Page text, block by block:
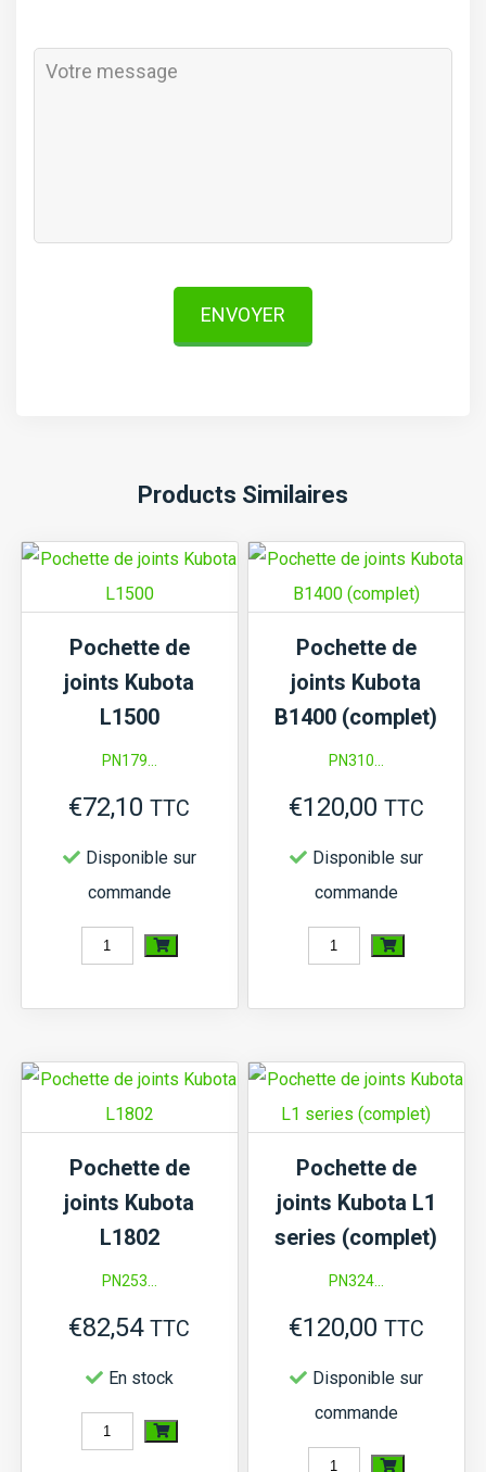
ENVOYER
Products Similaires
Pochette de
joints Kubota
L1500
PN179...
€72,10 TTC
Disponible sur
commande
quantité
Pochette
joints
Kubota
Pochette de
joints Kubota
B1400 (complet)
PN310...
€120,00 TTC
Disponible sur
commande
quantité
Pochette
joints
Kubota
Pochette de
joints Kubota
L1802
PN253...
€82,54 TTC
En stock
quantité
Pochette de
joints Kubota L1
series (complet)
PN324...
€120,00 TTC
Disponible sur
commande
quantité